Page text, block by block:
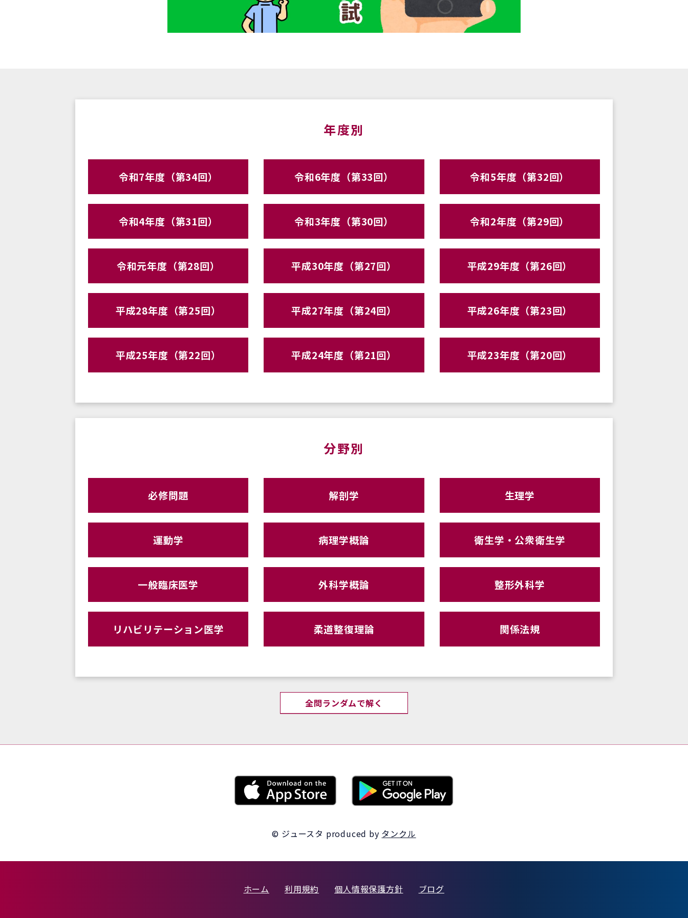
年度別
令和7年度（第34回） 令和6年度（第33回） 令和5年度（第32回）
令和4年度（第31回） 令和3年度（第30回） 令和2年度（第29回）
令和元年度（第28回） 平成30年度（第27回） 平成29年度（第26回）
平成28年度（第25回） 平成27年度（第24回） 平成26年度（第23回）
平成25年度（第22回） 平成24年度（第21回） 平成23年度（第20回）
分野別
必修問題 解剖学 生理学
運動学 病理学概論 衛生学・公衆衛生学
一般臨床医学 外科学概論 整形外科学
リハビリテーション医学 柔道整復理論 関係法規
全問ランダムで解く
© ジュースタ produced by タンクル
ホーム 利用規約 個人情報保護方針 ブログ